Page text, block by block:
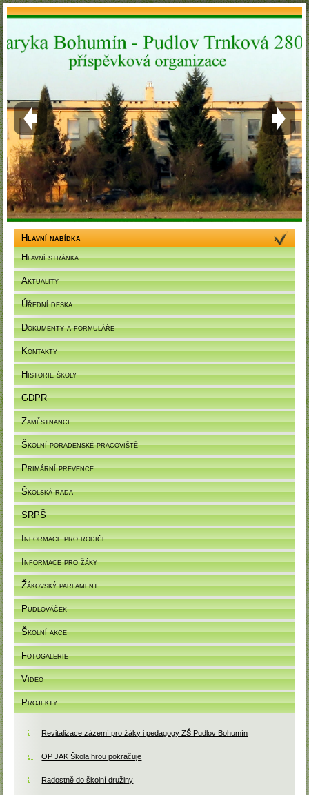
Hlavní nabídka
Hlavní stránka
Aktuality
Úřední deska
Dokumenty a formuláře
Kontakty
Historie školy
GDPR
Zaměstnanci
Školní poradenské pracoviště
Primární prevence
Školská rada
SRPŠ
Informace pro rodiče
Informace pro žáky
Žákovský parlament
Pudlováček
Školní akce
Fotogalerie
Video
Projekty
Revitalizace zázemí pro žáky i pedagogy ZŠ Pudlov Bohumín
OP JAK Škola hrou pokračuje
Radostně do školní družiny